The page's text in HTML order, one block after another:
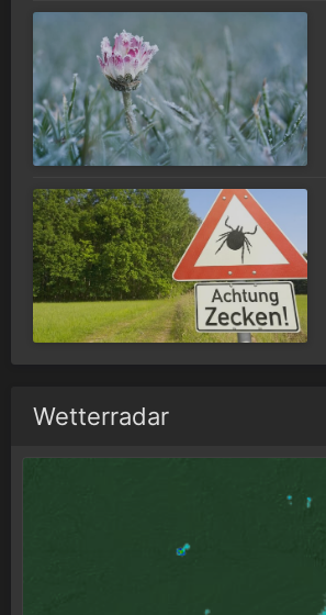
Wetterradar